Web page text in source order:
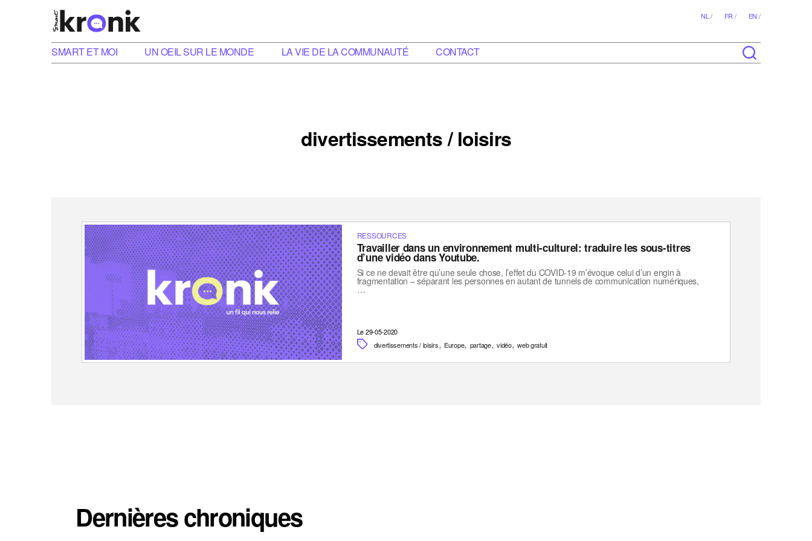
NL / FR / EN /
SMART ET MOI UN OEIL SUR LE MONDE LA VIE DE LA COMMUNAUTÉ CONTACT
divertissements / loisirs
RESSOURCES
Travailler dans un environnement multi-culturel: traduire les sous-titres
d’une vidéo dans Youtube.
Si ce ne devait être qu’une seule chose, l’effet du COVID-19 m’évoque celui d’un engin à
fragmentation – séparant les personnes en autant de tunnels de communication numériques,
…
Le 29-05-2020
divertissements / loisirs, Europe, partage,vidéo,web gratuit
Dernières chroniques